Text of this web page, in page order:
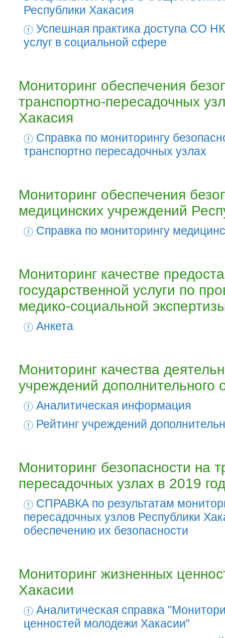
Республики Хакасия
Успешная практика доступа СО
услуг в социальной сфере
Мониторинг обеспечения
транспортно-пересадочных
Хакасия
Справка по мониторингу
транспортно пересадочных узлах
Мониторинг обеспечения
медицинских учреждений
Cправка по мониторингу
Мониторинг качестве
государственной услуги по
медико-социальной
Анкета
Мониторинг качества
учреждений дополнительного
Аналитическая информация
Рейтинг учреждений
Мониторинг безопасности на
пересадочных узлах в 2019
СПРАВКА по результатам
пересадочных узлов Республики
обеспечению их безопасности
Мониторинг жизненных
Хакасии
Аналитическая справка
ценностей молодежи Хакасии"